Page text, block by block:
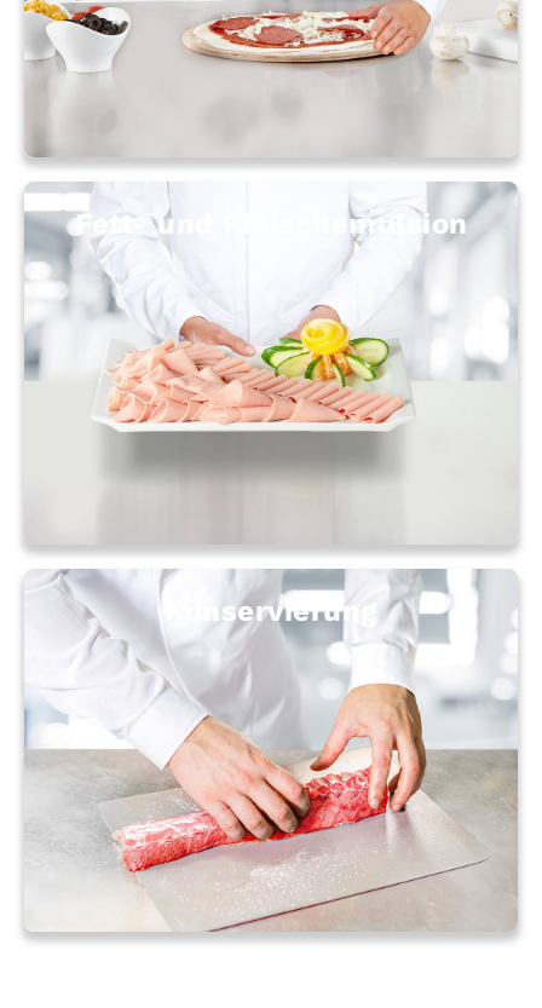
Fett- und Fleisch­emulsion
Kon­ser­vierung